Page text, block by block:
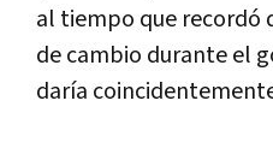
al tiempo que recordó
de cambio durante el
daría